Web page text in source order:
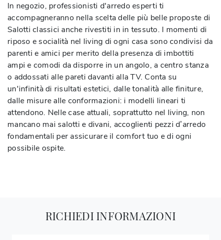
In negozio, professionisti d'arredo esperti ti
accompagneranno nella scelta delle più belle proposte di
Salotti classici anche rivestiti in in tessuto. I momenti di
riposo e socialità nel living di ogni casa sono condivisi da
parenti e amici per merito della presenza di imbottiti
ampi e comodi da disporre in un angolo, a centro stanza
o addossati alle pareti davanti alla TV. Conta su
un'infinità di risultati estetici, dalle tonalità alle finiture,
dalle misure alle conformazioni: i modelli lineari ti
attendono. Nelle case attuali, soprattutto nel living, non
mancano mai salotti e divani, accoglienti pezzi d’arredo
fondamentali per assicurare il comfort tuo e di ogni
possibile ospite.
RICHIEDI INFORMAZIONI